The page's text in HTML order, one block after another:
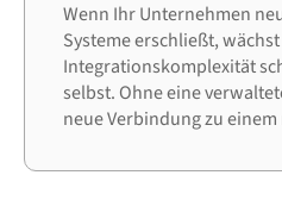
Wenn Ihr Unternehmen
Systeme erschließt,
Integrationskomplexität
selbst. Ohne eine
neue Verbindung zu